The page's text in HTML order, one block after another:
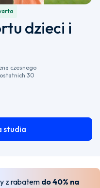
dzieci i
możliwość wyboru
czesnego
30
studia
z rabatem do 40% na